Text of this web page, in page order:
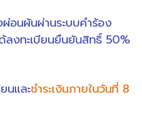
อนผันผ่านระบบคำร้อง
ลงทะเบียนยืนยันสิทธิ์ 50%
นและชำระเงินภายในวันที่ 8